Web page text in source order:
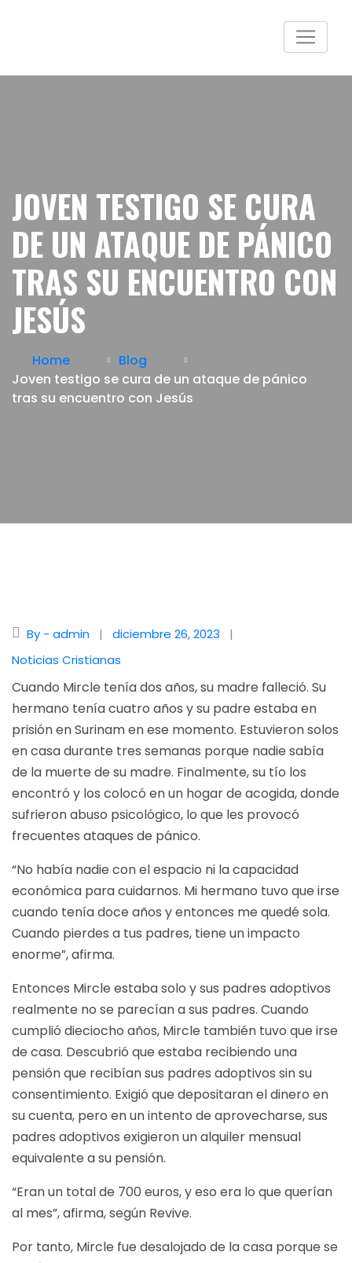
JOVEN TESTIGO SE CURA
DE UN ATAQUE DE PÁNICO
TRAS SU ENCUENTRO CON
JESÚS
Home
Blog
Joven testigo se cura de un ataque de pánico
tras su encuentro con Jesús
By - admin
diciembre 26, 2023
Noticias Cristianas
Cuando Mircle tenía dos años, su madre falleció. Su
hermano tenía cuatro años y su padre estaba en
prisión en Surinam en ese momento. Estuvieron solos
en casa durante tres semanas porque nadie sabía
de la muerte de su madre. Finalmente, su tío los
encontró y los colocó en un hogar de acogida, donde
sufrieron abuso psicológico, lo que les provocó
frecuentes ataques de pánico.
“No había nadie con el espacio ni la capacidad
económica para cuidarnos. Mi hermano tuvo que irse
cuando tenía doce años y entonces me quedé sola.
Cuando pierdes a tus padres, tiene un impacto
enorme”, afirma.
Entonces Mircle estaba solo y sus padres adoptivos
realmente no se parecían a sus padres. Cuando
cumplió dieciocho años, Mircle también tuvo que irse
de casa. Descubrió que estaba recibiendo una
pensión que recibían sus padres adoptivos sin su
consentimiento. Exigió que depositaran el dinero en
su cuenta, pero en un intento de aprovecharse, sus
padres adoptivos exigieron un alquiler mensual
equivalente a su pensión.
“Eran un total de 700 euros, y eso era lo que querían
al mes”, afirma, según Revive.
Por tanto, Mircle fue desalojado de la casa porque se